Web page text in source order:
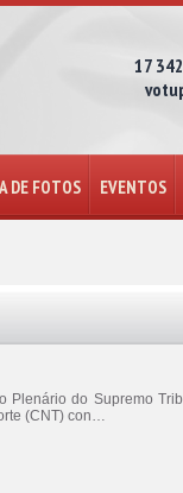
17
DE FOTOS EVENTOS
Plenário do Supremo
(CNT) con…